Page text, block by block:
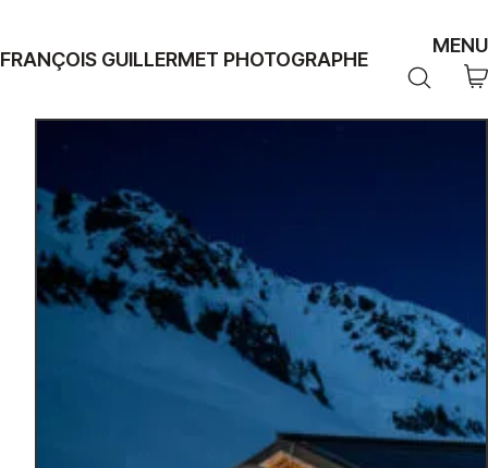
FRANÇOIS GUILLERMET PHOTOGRAPHE
MENU